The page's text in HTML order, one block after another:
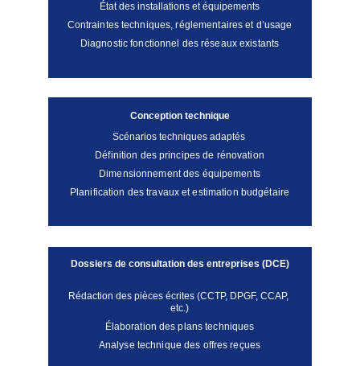
État des installations et équipements
Contraintes techniques, réglementaires et d’usage
Diagnostic fonctionnel des réseaux existants
Conception technique
Scénarios techniques adaptés
Définition des principes de rénovation
Dimensionnement des équipements
Planification des travaux et estimation budgétaire
Dossiers de consultation des entreprises (DCE)
Rédaction des pièces écrites (CCTP, DPGF, CCAP,
etc.)
Élaboration des plans techniques
Analyse technique des offres reçues